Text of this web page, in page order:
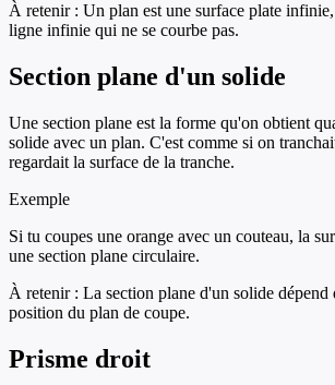
À retenir : Un plan est une surface plate
ligne infinie qui ne se courbe pas.
Section plane d'un solide
Une section plane est la forme qu'on obtient
solide avec un plan. C'est comme si on
regardait la surface de la tranche.
Exemple
Si tu coupes une orange avec un couteau, la
une section plane circulaire.
À retenir : La section plane d'un solide dépend
position du plan de coupe.
Prisme droit